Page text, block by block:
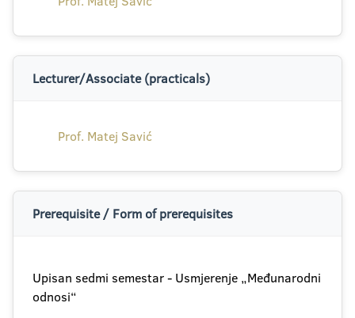
Lecturer/Associate (practicals)
Prof. Matej Savić
Prerequisite / Form of prerequisites
Upisan sedmi semestar - Usmjerenje „Međunarodni
odnosi“